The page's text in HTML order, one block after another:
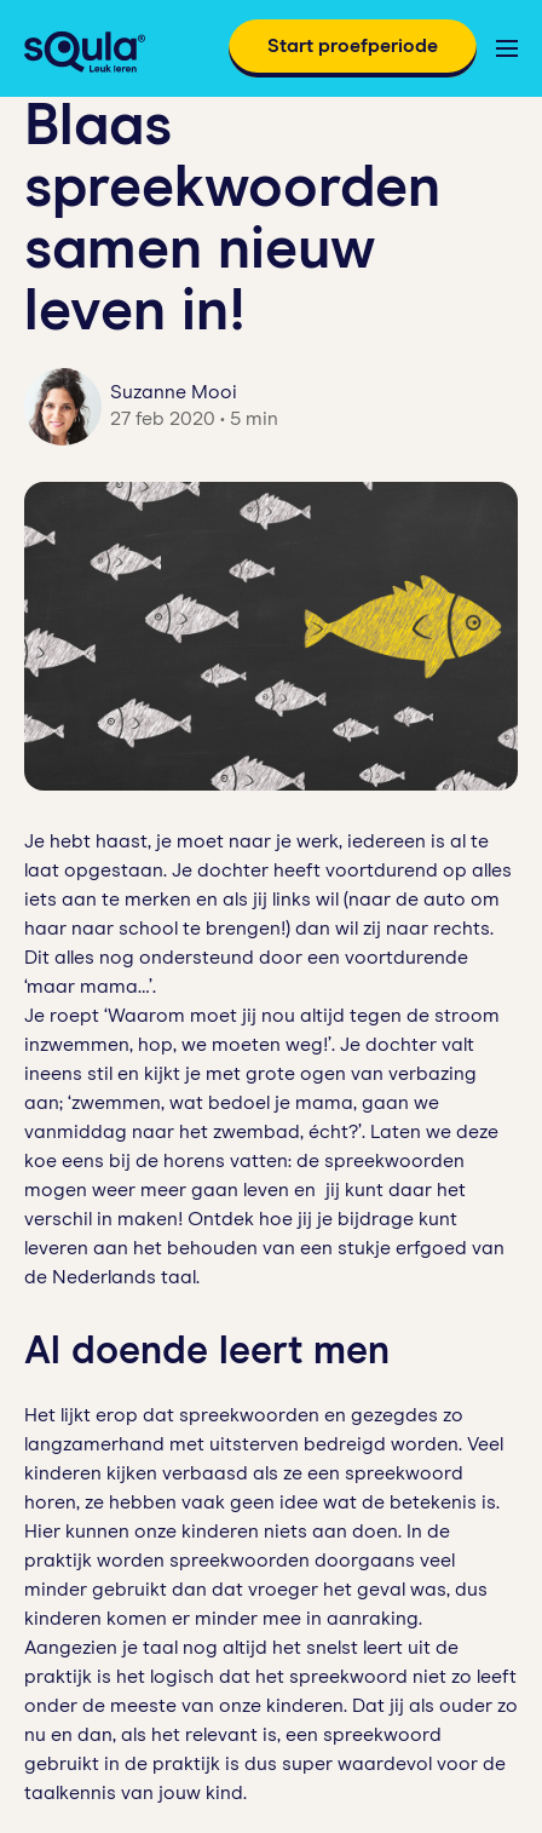
Start proefperiode
Blaas
spreekwoorden
samen nieuw
leven in!
Suzanne Mooi
27 feb 2020 • 5 min
Je hebt haast, je moet naar je werk, iedereen is al te
laat opgestaan. Je dochter heeft voortdurend op alles
iets aan te merken en als jij links wil (naar de auto om
haar naar school te brengen!) dan wil zij naar rechts.
Dit alles nog ondersteund door een voortdurende
‘maar mama…’.
Je roept ‘Waarom moet jij nou altijd tegen de stroom
inzwemmen, hop, we moeten weg!’. Je dochter valt
ineens stil en kijkt je met grote ogen van verbazing
aan; ‘zwemmen, wat bedoel je mama, gaan we
vanmiddag naar het zwembad, écht?’. Laten we deze
koe eens bij de horens vatten: de spreekwoorden
mogen weer meer gaan leven en jij kunt daar het
verschil in maken! Ontdek hoe jij je bijdrage kunt
leveren aan het behouden van een stukje erfgoed van
de Nederlands taal.
Al doende leert men
Het lijkt erop dat spreekwoorden en gezegdes zo
langzamerhand met uitsterven bedreigd worden. Veel
kinderen kijken verbaasd als ze een spreekwoord
horen, ze hebben vaak geen idee wat de betekenis is.
Hier kunnen onze kinderen niets aan doen. In de
praktijk worden spreekwoorden doorgaans veel
minder gebruikt dan dat vroeger het geval was, dus
kinderen komen er minder mee in aanraking.
Aangezien je taal nog altijd het snelst leert uit de
praktijk is het logisch dat het spreekwoord niet zo leeft
onder de meeste van onze kinderen. Dat jij als ouder zo
nu en dan, als het relevant is, een spreekwoord
gebruikt in de praktijk is dus super waardevol voor de
taalkennis van jouw kind.